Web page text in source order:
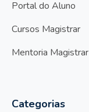
Portal do Aluno
Cursos Magistrar
Mentoria Magistrar
Categorias